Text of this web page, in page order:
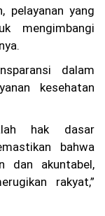
pelayanan yang
mengimbangi
dalam
kesehatan
hak dasar
bahwa
dan akuntabel,
rakyat,”